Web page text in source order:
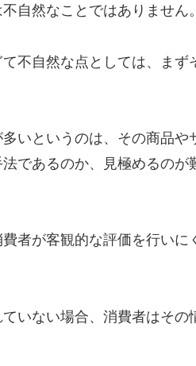
自然なことではありません。
不自然な点としては、まず
いというのは、その商品や
であるのか、見極めるのが
者が客観的な評価を行いに
いない場合、消費者はその